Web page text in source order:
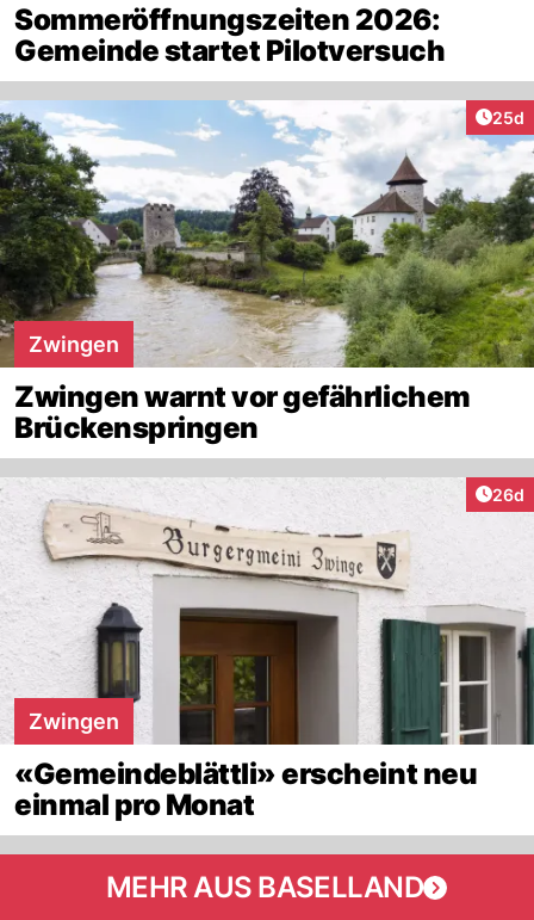
Sommeröffnungszeiten 2026:
Gemeinde startet Pilotversuch
25d
Zwingen
Zwingen warnt vor gefährlichem
Brückenspringen
26d
Zwingen
«Gemeindeblättli» erscheint neu
einmal pro Monat
MEHR AUS BASELLAND